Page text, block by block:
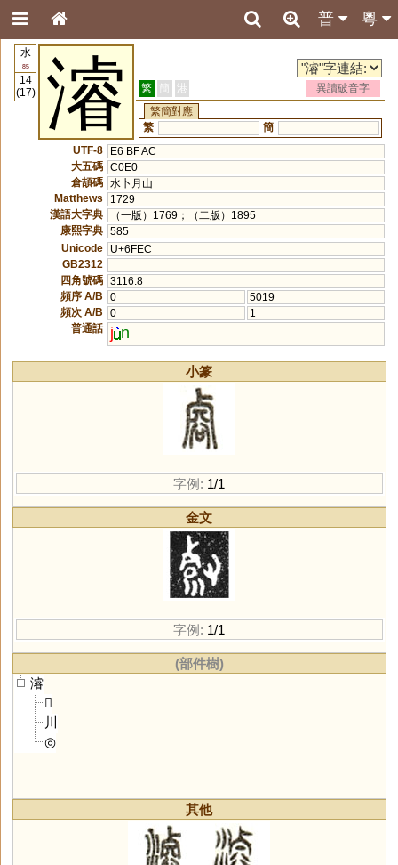
粵
普
水
85
14
(17)
濬 繁 簡 港
異讀破音字
繁簡對應
繁
簡
UTF-8
E6 BF AC
大五碼 C0E0
倉頡碼 水卜月山
Matthews
1729
漢語大字典
（一版）1769；（二版）1895
康熙字典 585
Unicode
U+6FEC
GB2312
四角號碼 3116.8
頻序 A/B
0
5019
頻次 A/B
0
1
普通話
j n
小篆
字例: 1/1
金文
字例: 1/1
(部件樹)
濬
𣦼
川
◎
其他